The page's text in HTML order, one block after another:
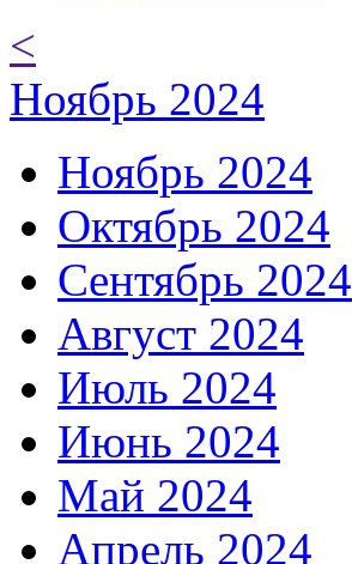
<
Ноябрь 2024
Ноябрь 2024
Октябрь 2024
Сентябрь 2024
Август 2024
Июль 2024
Июнь 2024
Май 2024
Апрель 2024